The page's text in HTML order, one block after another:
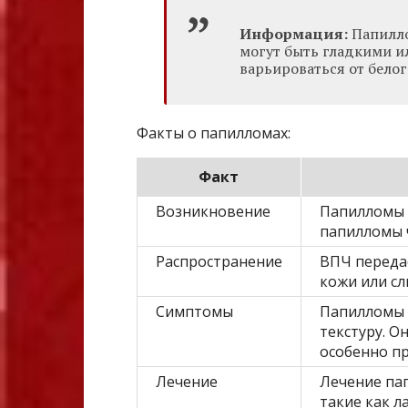
Информация:
могут быть гладкими
варьироваться от
Факты о папилломах:
Факт
Возникновение
Папилломы
папилломы
Распространение
ВПЧ
кожи или
Симптомы
Папилломы
текстуру.
особенно
Лечение
Лечение
такие как